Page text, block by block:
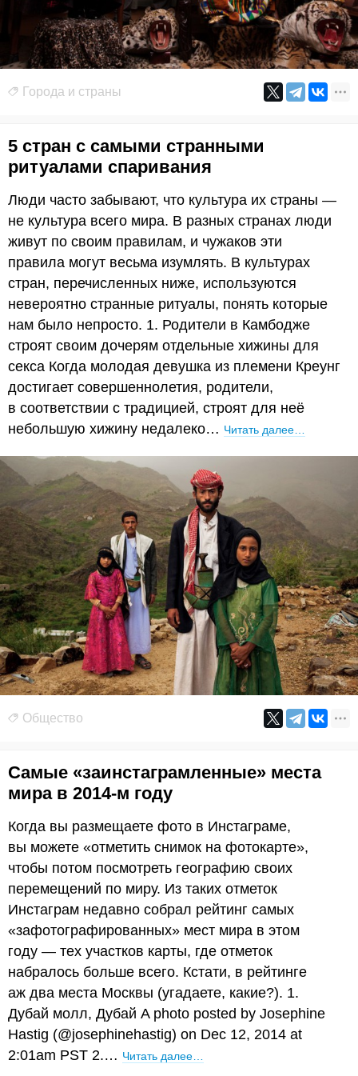
Города и страны
5 стран с самыми странными
ритуалами спаривания
Люди часто забывают, что культура их страны —
не культура всего мира. В разных странах люди
живут по своим правилам, и чужаков эти
правила могут весьма изумлять. В культурах
стран, перечисленных ниже, используются
невероятно странные ритуалы, понять которые
нам было непросто. 1. Родители в Камбодже
строят своим дочерям отдельные хижины для
секса Когда молодая девушка из племени Креунг
достигает совершеннолетия, родители,
в соответствии с традицией, строят для неё
небольшую хижину недалеко… Читать далее…
Общество
Самые «заинстаграмленные» места
мира в 2014-м году
Когда вы размещаете фото в Инстаграме,
вы можете «отметить снимок на фотокарте»,
чтобы потом посмотреть географию своих
перемещений по миру. Из таких отметок
Инстаграм недавно собрал рейтинг самых
«зафотографированных» мест мира в этом
году — тех участков карты, где отметок
набралось больше всего. Кстати, в рейтинге
аж два места Москвы (угадаете, какие?). 1.
Дубай молл, Дубай A photo posted by Josephine
Hastig (@josephinehastig) on Dec 12, 2014 at
2:01am PST 2.… Читать далее…